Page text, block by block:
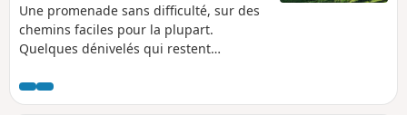
Une promenade sans difficulté, sur des
chemins faciles pour la plupart.
Quelques dénivelés qui restent
bois mais offre aussi des vues étendues
sur les paysages de la région.